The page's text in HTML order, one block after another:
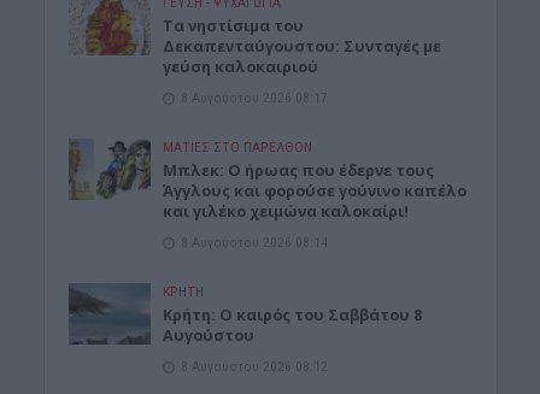
Τα νηστίσιμα του
Δεκαπενταύγουστου: Συνταγές με
γεύση καλοκαιριού
8 Αυγούστου 2026 08:17
ΜΑΤΙΕΣ ΣΤΟ ΠΑΡΕΛΘΟΝ
Μπλεκ: O ήρωας που έδερνε τους
Άγγλους και φορούσε γούνινο καπέλο
και γιλέκο χειμώνα καλοκαίρι!
8 Αυγούστου 2026 08:14
ΚΡΗΤΗ
Κρήτη: O καιρός του Σαββάτου 8
Αυγούστου
8 Αυγούστου 2026 08:12